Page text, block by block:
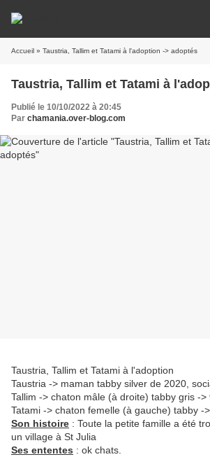
Accueil » Taustria, Tallim et Tatami à l'adoption -> adoptés
Taustria, Tallim et Tatami à
Publié le 10/10/2022 à 20:45
Par chamania.over-blog.com
Taustria, Tallim et Tatami à l'adoption
Taustria -> maman tabby silver de 2020,
Tallim -> chaton mâle (à droite) tabby gris ->
Tatami -> chaton femelle (à gauche) tabby -
Son histoire : Toute la petite famille a été
un village à St Julia
Ses ententes : ok chats.